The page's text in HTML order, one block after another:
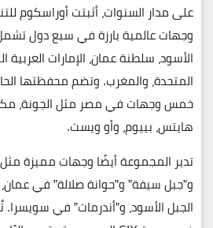
على مدار السنوات، أثبتت أوراسكوم
وجهات عالمية بارزة في سبع دول
الأسود، سلطنة عمان، الإمارات العربية
المتحدة، والمغرب. وتضم محفظتها
خمس وجهات في مصر مثل الجونة،
هايتس، بييوم، وأو ويست.
تدير المجموعة أيضًا وجهات مميزة
و”جبل سيفة” و”حوانة صلالة” في
الجبل الأسود، و”أندرمات” في سويسرا.